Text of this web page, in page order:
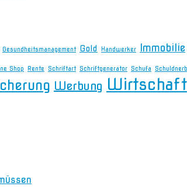
Gesundheitsmanagement Gold Handwerker Immobilie
Shop Rente Schriftart Schriftgenerator Schufa
Werbung Wirtschaft